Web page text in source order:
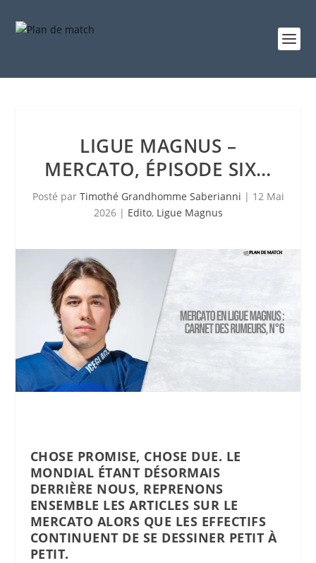
LIGUE MAGNUS –
MERCATO, ÉPISODE SIX…
Posté par Timothé Grandhomme Saberianni | 12 Mai
2026| Edito, Ligue Magnus
CHOSE PROMISE, CHOSE DUE. LE
MONDIAL ÉTANT DÉSORMAIS
DERRIÈRE NOUS, REPRENONS
ENSEMBLE LES ARTICLES SUR LE
MERCATO ALORS QUE LES EFFECTIFS
CONTINUENT DE SE DESSINER PETIT À
PETIT.